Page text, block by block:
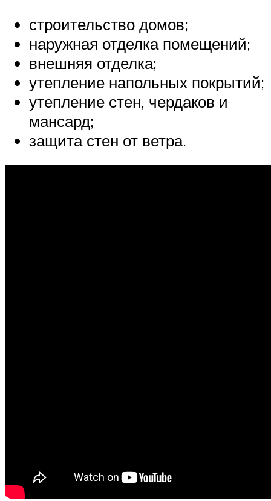
строительство домов;
наружная отделка помещений;
внешняя отделка;
утепление напольных покрытий;
утепление стен, чердаков и
мансард;
защита стен от ветра.